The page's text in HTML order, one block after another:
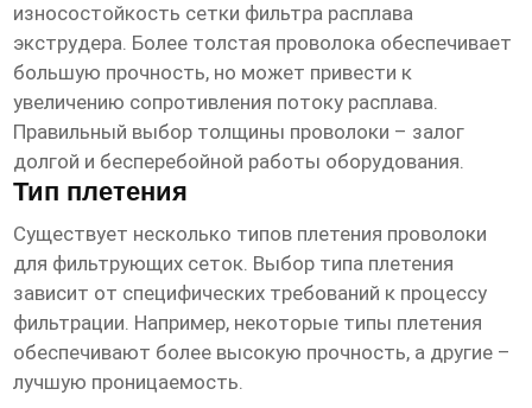
износостойкость сетки фильтра расплава
экструдера. Более толстая проволока обеспечивает
большую прочность, но может привести к
увеличению сопротивления потоку расплава.
Правильный выбор толщины проволоки – залог
долгой и бесперебойной работы оборудования.
Тип плетения
Существует несколько типов плетения проволоки
для фильтрующих сеток. Выбор типа плетения
зависит от специфических требований к процессу
фильтрации. Например, некоторые типы плетения
обеспечивают более высокую прочность, а другие –
лучшую проницаемость.